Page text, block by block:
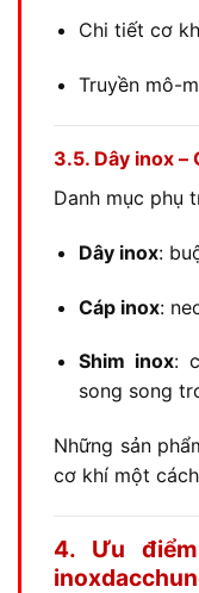
Chi tiết cơ
Truyền mô-
3.5. Dây inox –
Danh mục phụ
Dây inox:
Cáp inox:
Shim inox:
song song
Những sản
cơ khí một cách
4. Ưu